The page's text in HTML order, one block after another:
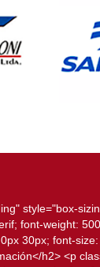
style="box-
font-weight:
30px; font-
h2> <p